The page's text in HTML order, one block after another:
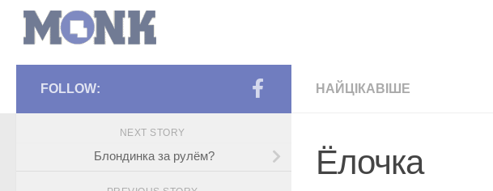
НАЙЦІКАВІШЕ
Ёлочка
FOLLOW:
NEXT STORY
Блондинка за рулём?